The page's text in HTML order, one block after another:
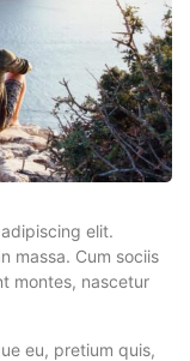
elit.
massa. Cum sociis
montes, nascetur
eu, pretium quis,